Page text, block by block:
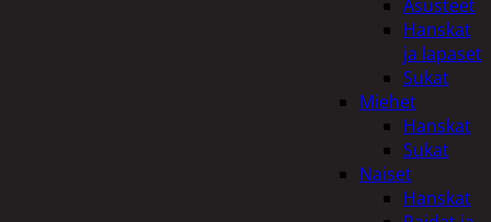
Asusteet
Hanskat
ja lapaset
Sukat
Miehet
Hanskat
Sukat
Naiset
Hanskat